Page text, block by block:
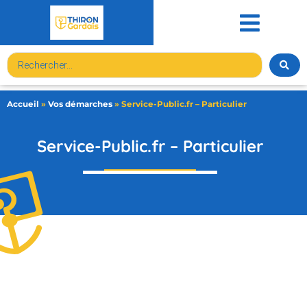
Accueil » Vos démarches » Service-Public.fr – Particulier
Service-Public.fr – Particulier